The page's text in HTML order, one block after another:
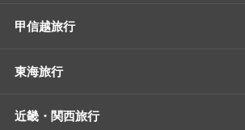
甲信越旅行
東海旅行
近畿・関西旅行